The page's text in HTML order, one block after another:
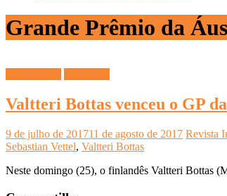
Grande Prêmio da
Valtteri Bottas venceu o GP
9 de julho de 201711 de agosto de 2017 Revista
Sebastian Vettel, Valtteri Bottas
Neste domingo (25), o finlandês Valtteri Bottas